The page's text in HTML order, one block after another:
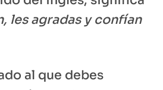
les agradas y confían
al que debes